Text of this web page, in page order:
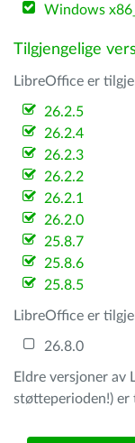
Windows
Tilgjengelige
LibreOffice er
26.2.5
26.2.4
26.2.3
26.2.2
26.2.1
26.2.0
25.8.7
25.8.6
25.8.5
LibreOffice er
26.8.0
Eldre versjoner
støtteperioden!) er